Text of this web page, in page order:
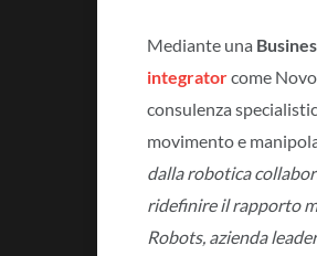
Mediante una
integratorcome
consulenza
movimento e
dalla robotica
ridefinire il rapporto
Robots, azienda